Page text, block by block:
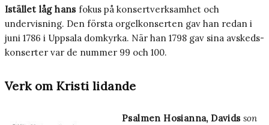
Istället låg hansfokus på konsertverksamhet och
undervisning. Den första orgelkonserten gav han redan i
juni 1786 i Uppsala domkyrka. När han 1798 gav sina avskeds­
konserter var de nummer 99 och 100.
Verk om Kristi lidande
Psalmen Hosianna, Davidsson